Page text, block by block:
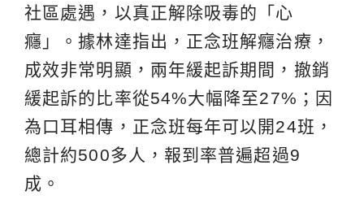
社區處遇，以真正解除吸毒的「心
癮」。據林達指出，正念班解癮治療，
成效非常明顯，兩年緩起訴期間，撤銷
緩起訴的比率從54%大幅降至27%；因
為口耳相傳，正念班每年可以開24班，
總計約500多人，報到率普遍超過9
成。